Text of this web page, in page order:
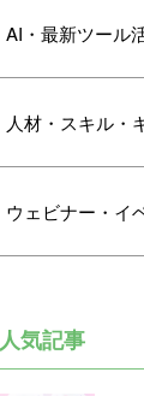
AI・最新ツール
人材・スキル・
ウェビナー・イ
人気記事